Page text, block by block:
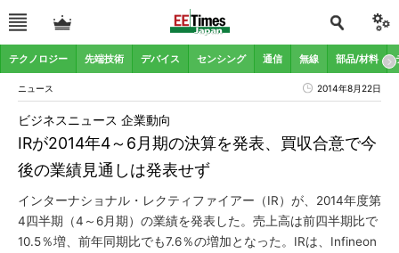
テクノロジー 先端技術 デバイス センシング 通信 無線 部品/材料
ニュース 2014年8月22日
IRが2014年4～6月期の決算を発表、買収合意で今
後の業績見通しは発表せず
ビジネスニュース 企業動向
インターナショナル・レクティファイアー（IR）が、2014年度第
4四半期（4～6月期）の業績を発表した。売上高は前四半期比で
10.5％増、前年同期比でも7.6％の増加となった。IRは、Infineon